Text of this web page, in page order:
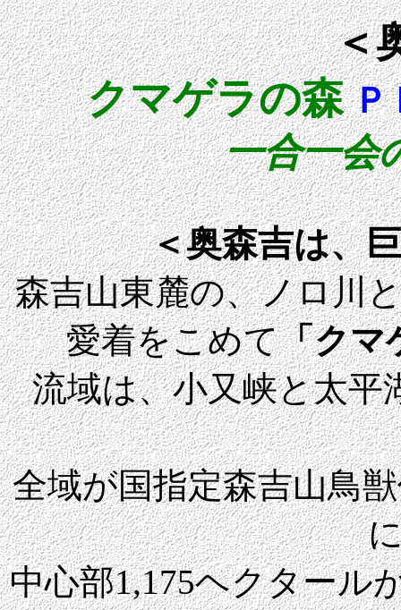
＜
クマゲラの森 Ｐ
一合一会
＜奥森吉は、
森吉山東麓の、ノロ川
愛着をこめて「クマ
流域は、小又峡と太
全域が国指定森吉山鳥
中心部1,175ヘクタール